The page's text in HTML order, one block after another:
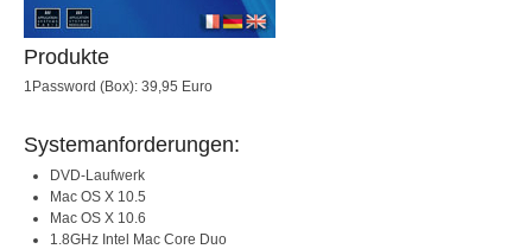
Produkte
1Password (Box): 39,95 Euro
Systemanforderungen:
DVD-Laufwerk
Mac OS X 10.5
Mac OS X 10.6
1.8GHz Intel Mac Core Duo